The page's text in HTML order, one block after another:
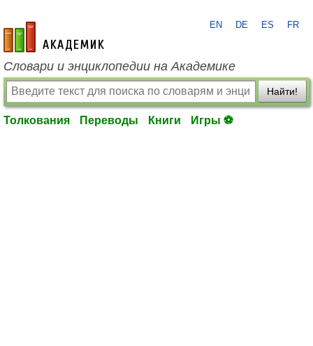
academic.ru
EN DE ES FR
Словари и энциклопедии на Академике
Найти!
Толкования Переводы Книги Игры ⚽